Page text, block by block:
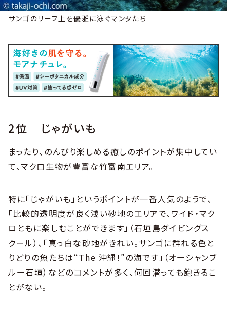
サンゴのリーフ上を優雅に泳ぐマンタたち
2位 じゃがいも
まったり、のんびり楽しめる癒しのポイントが集中してい
て、マクロ生物が豊富な竹富南エリア。
特に「じゃがいも」というポイントが一番人気のようで、
「比較的透明度が良く浅い砂地のエリアで、ワイド・マク
ロともに楽しむことができます」（石垣島ダイビングス
クール）、「真っ白な砂地がきれい。サンゴに群れる色と
りどりの魚たちは“The 沖縄!”の海です」（オーシャンブ
ルー石垣）などのコメントが多く、何回潜っても飽きるこ
とがない。